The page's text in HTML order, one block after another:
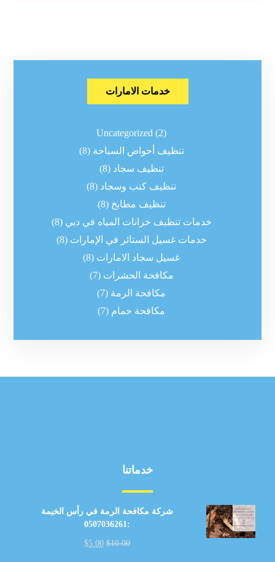
خدمات الامارات
Uncategorized (2)
تنظيف أحواض السباحة (8)
تنظيف سجاد (8)
تنظيف كنب وسجاد (8)
تنظيف مطابخ (8)
خدمات تنظيف خزانات المياه في دبي (8)
خدمات غسيل الستائر في الإمارات (8)
غسيل سجاد الامارات (8)
مكافحة الحشرات (7)
مكافحة الرمة (7)
مكافحة حمام (7)
خدماتنا
شركة مكافحة الرمة في رأس الخيمة
:0507036261
$10.00
$5.00